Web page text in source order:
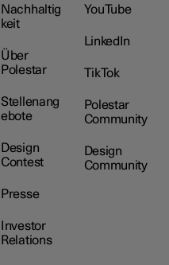
Nachhaltig
keit
Über
Polestar
Stellenang
ebote
Design
Contest
Presse
Investor
Relations
YouTube
LinkedIn
TikTok
Polestar
Community
Design
Community